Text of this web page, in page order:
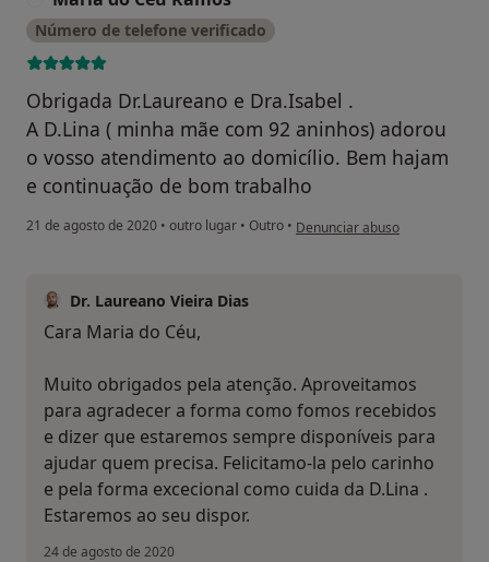
Número de telefone verificado
Obrigada Dr.Laureano e Dra.Isabel .
A D.Lina ( minha mãe com 92 aninhos) adorou
o vosso atendimento ao domicílio. Bem hajam
e continuação de bom trabalho
21 de agosto de 2020 • outro lugar • Outro • na opinião do utilizador Maria
Denunciar abuso
Dr. Laureano Vieira Dias
Cara Maria do Céu,
Muito obrigados pela atenção. Aproveitamos
para agradecer a forma como fomos recebidos
e dizer que estaremos sempre disponíveis para
ajudar quem precisa. Felicitamo-la pelo carinho
e pela forma excecional como cuida da D.Lina .
Estaremos ao seu dispor.
24 de agosto de 2020